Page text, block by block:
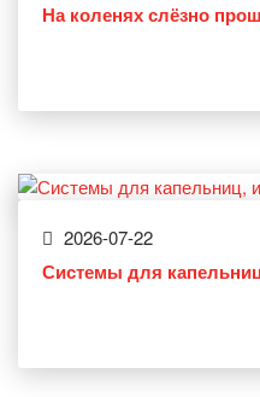
На коленях слёзно
2026-07-22
Системы для